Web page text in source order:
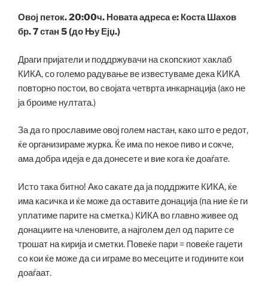
Овој петок. 20:00ч. Новата адреса е: Коста Шахов
бр. 7 стан 5 (до Њу Ејџ.)
Драги пријатели и поддржувачи на скопскиот хаклаб
КИКА, со големо радување ве известуваме дека КИКА
повторно постои, во својата четврта инкарнација (ако не
ја броиме нултата.)
За да го прославиме овој голем настан, како што е редот,
ќе организираме журка. Ќе има по некое пиво и сокче,
ама добра идеја е да донесете и вие кога ќе доаѓате.
Исто така битно! Ако сакате да ја поддржите КИКА, ќе
има касичка и ќе може да оставите донација (па ние ќе ги
уплатиме парите на сметка.) КИКА во главно живее од
донациите на членовите, а најголем дел од парите се
трошат на кирија и сметки. Повеќе пари = повеќе гаџети
со кои ќе може да си играме во месеците и годините кои
доаѓаат.